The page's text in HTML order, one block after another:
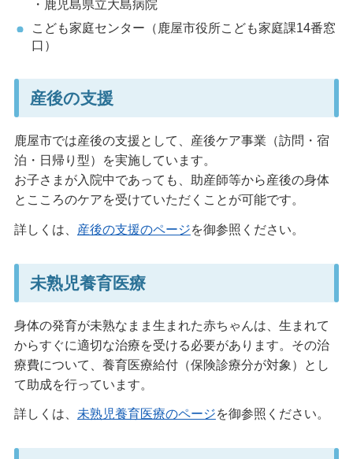
・鹿児島県立大島病院
こども家庭センター（鹿屋市役所こども家庭課14番窓
口）
産後の支援
鹿屋市では産後の支援として、産後ケア事業（訪問・宿
泊・日帰り型）を実施しています。
お子さまが入院中であっても、助産師等から産後の身体
とこころのケアを受けていただくことが可能です。
詳しくは、 産後の支援のページを御参照ください。
未熟児養育医療
身体の発育が未熟なまま生まれた赤ちゃんは、生まれて
からすぐに適切な治療を受ける必要があります。その治
療費について、養育医療給付（保険診療分が対象）とし
て助成を行っています。
詳しくは、 未熟児養育医療のページを御参照ください。